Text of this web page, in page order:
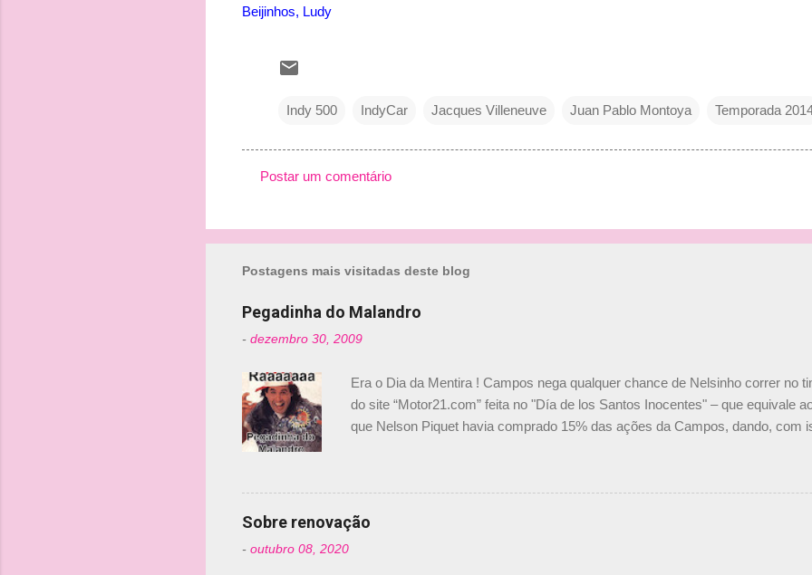
Beijinhos, Ludy
Indy 500 IndyCar Jacques Villeneuve Juan Pablo Montoya Temporada
m
e
t
á
r
i
o
s
Postar um comentário
Postagens mais visitadas deste blog
Pegadinha do Malandro
- dezembro 30, 2009
Era o Dia da Mentira ! Campos nega qualquer chance de Nelsinho correr no
do site “Motor21.com” feita no "Día de los Santos Inocentes" – que equivale
que Nelson Piquet havia comprado 15% das ações da Campos, dando, com
verdade, nós recebemos uma oferta de Piquet", admitiu Audetto. “Mas
Senna, não podemos ter dois brasileiros”, explicou, dizendo ainda que não
Sobre renovação
- outubro 08, 2020